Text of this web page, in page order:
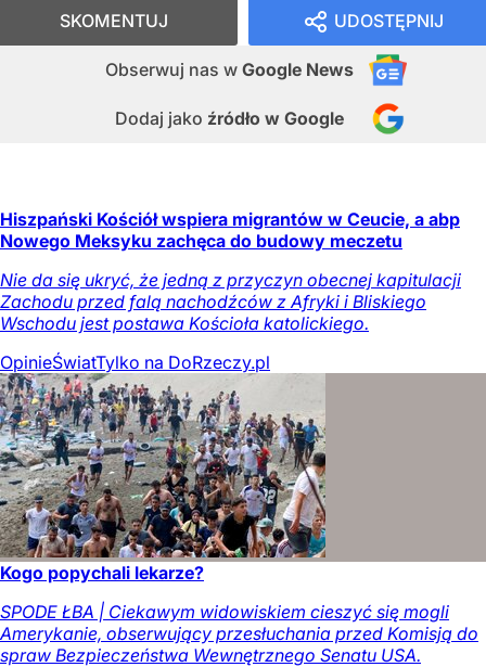
UDOSTĘPNIJ
Obserwuj nas w Google News
Dodaj jako źródło w Google
SKOMENTUJ
Hiszpański Kościół wspiera migrantów w Ceucie, a abp
Nowego Meksyku zachęca do budowy meczetu
Nie da się ukryć, że jedną z przyczyn obecnej kapitulacji
Zachodu przed falą nachodźców z Afryki i Bliskiego
Wschodu jest postawa Kościoła katolickiego.
OpinieŚwiatTylko na DoRzeczy.pl
Kogo popychali lekarze?
SPODE ŁBA | Ciekawym widowiskiem cieszyć się mogli
Amerykanie, obserwujący przesłuchania przed Komisją do
spraw Bezpieczeństwa Wewnętrznego Senatu USA.